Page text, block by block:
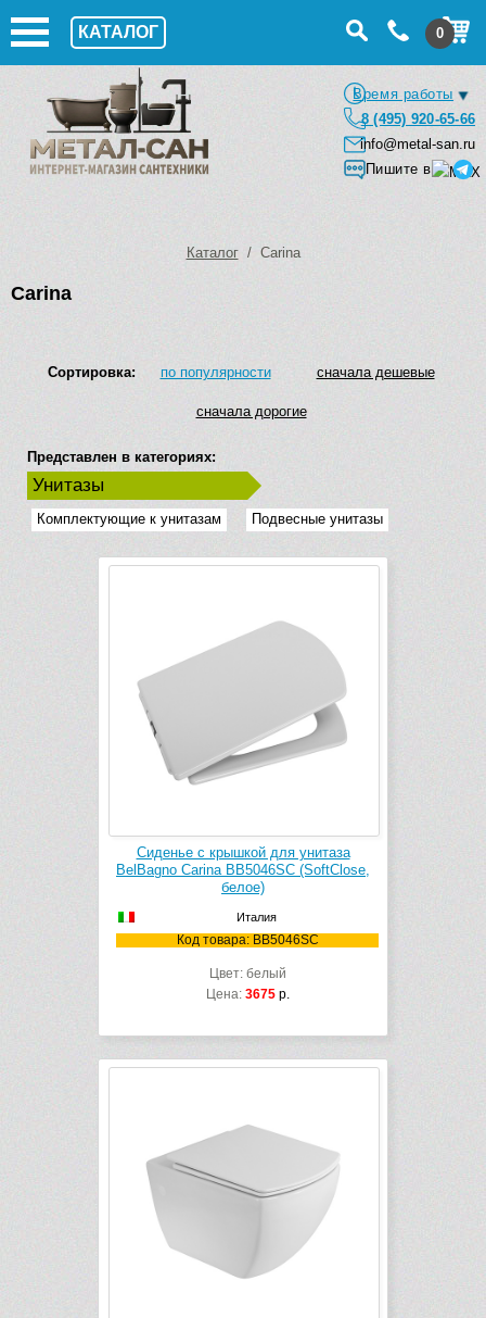
КАТАЛОГ 0
Время работы
8 (495) 920-65-66
info@metal-san.ru
Пишите в
Каталог/ Carina
Carina
Сортировка: по популярности сначала дешевые
сначала дорогие
Представлен в категориях:
Унитазы
Комплектующие к унитазам Подвесные унитазы
Сиденье с крышкой для унитаза
BelBagno Carina BB5046SC (SoftClose,
белое)
Италия
Код товара: BB5046SC
Цвет: белый
Цена: 3675р.